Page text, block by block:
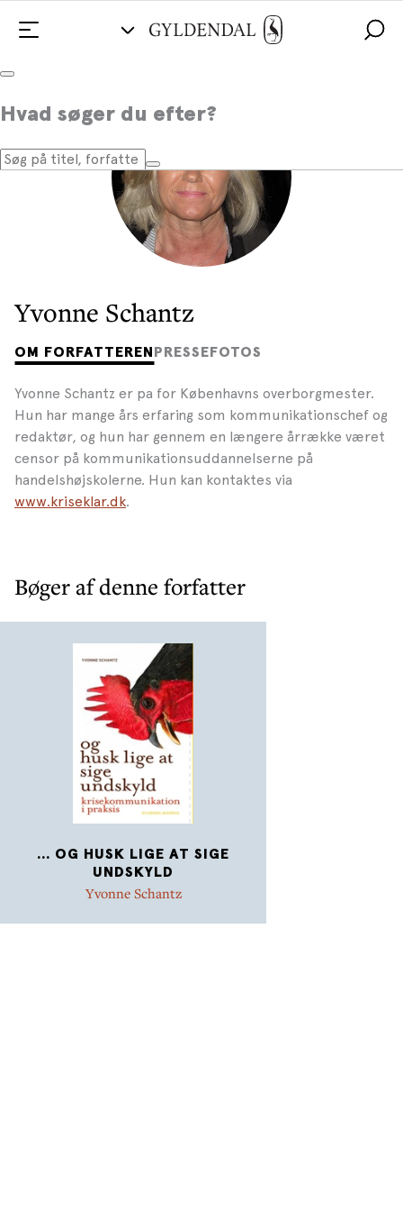
Hvad søger du efter?
Yvonne Schantz
OM FORFATTERENPRESSEFOTOS
Yvonne Schantz er pa for Københavns overborgmester.
Hun har mange års erfaring som kommunikationschef og
redaktør, og hun har gennem en længere årrække været
censor på kommunikationsuddannelserne på
handelshøjskolerne. Hun kan kontaktes via
www.kriseklar.dk.
Bøger af denne forfatter
... OG HUSK LIGE AT SIGE
UNDSKYLD
Yvonne Schantz